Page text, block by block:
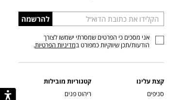
הכניסו
כתובת
דוא”ל
להרשמה
אני מסכים כי הפרטים שמסרתי ישמשו לצורך
הודעות/תכן שיווקיות כמפורט במדיניות הפרטיות.
קצת עלינו
סניפים
קטגוריות מובילות
ריהוט פנים